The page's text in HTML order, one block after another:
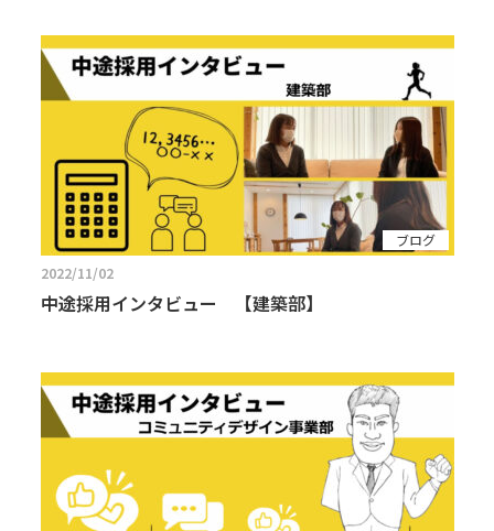
ブログ
2022/11/02
中途採用インタビュー 【建築部】